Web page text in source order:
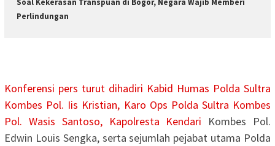
Perlindungan
Konferensi pers turut dihadiri Kabid Humas Polda Sultra
Kombes Pol. Iis Kristian, Karo Ops Polda Sultra Kombes
Pol. Wasis Santoso, Kapolresta Kendari Kombes Pol.
Edwin Louis Sengka, serta sejumlah pejabat utama Polda